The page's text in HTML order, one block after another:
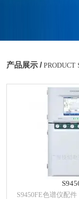
产品展示 / PRODUCT
S9450FE色谱仪配件